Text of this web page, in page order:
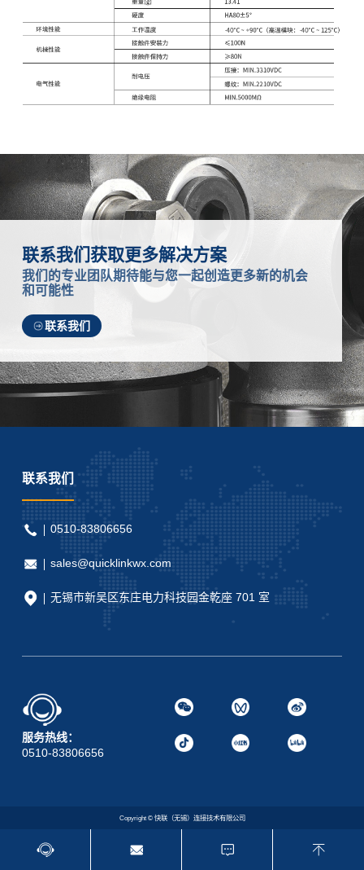
联系我们获取更多解决方案
我们的专业团队期待能与您一起创造更多新的机会
和可能性
联系我们
联系我们
0510-83806656
sales@quicklinkwx.com
无锡市新吴区东庄电力科技园金乾座 701 室
服务热线：
0510-83806656
Copyright © 快联（无锡）连接技术有限公司